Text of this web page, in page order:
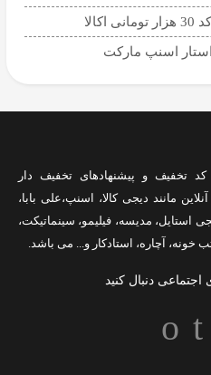
استار اسنپ مارکت
کد تخفیف و پیشنهادهای تخفیف دار
مانند دیجی کالا، اسنپ،علی بابا،
استایل، مدیسه، فیلیمو، سینماتیکت،
خونه، آچاره، استادکار و... می باشد.
دنبال کنید